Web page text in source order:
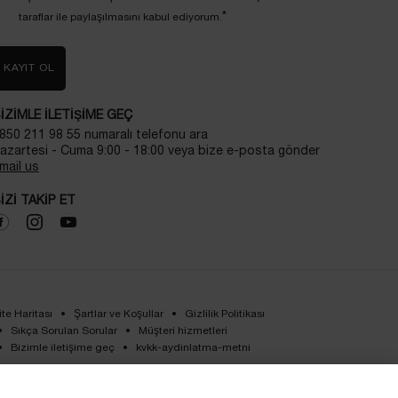
taraflar ile paylaşılmasını kabul ediyorum. *
KAYIT OL
ILETIŞIME GEÇ
211 98 55 numaralı telefonu ara
- Cuma 9:00 - 18:00 veya bize e-posta gönder
us
TAKIP ET
Haritası Şartlar ve Koşullar
Gizlilik Politikası
Sıkça Sorulan Sorular
Müşteri hizmetleri
Bizimle iletişime geç
kvkk-aydinlatma-metni